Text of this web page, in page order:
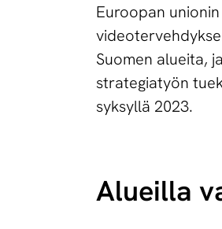
Euroopan
Suomen alueita,
strategiatyön
syksyllä 2023.
Alueilla